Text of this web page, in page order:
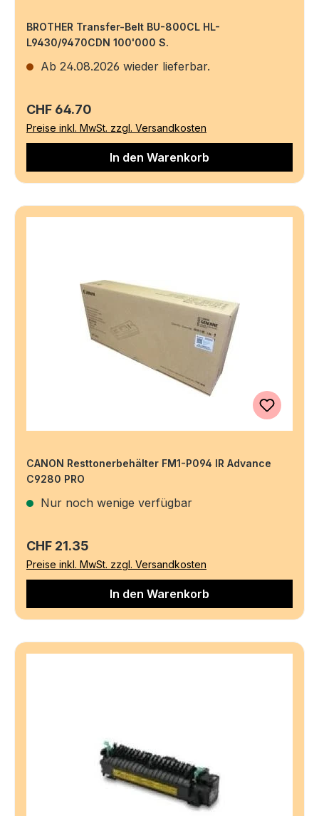
BROTHER Transfer-Belt BU-800CL HL-
L9430/9470CDN 100'000 S.
Ab 24.08.2026 wieder lieferbar.
Regulärer Preis:
CHF 64.70
Preise inkl. MwSt. zzgl. Versandkosten
In den Warenkorb
CANON Resttonerbehälter FM1-P094 IR Advance
C9280 PRO
Nur noch wenige verfügbar
Regulärer Preis:
CHF 21.35
Preise inkl. MwSt. zzgl. Versandkosten
In den Warenkorb